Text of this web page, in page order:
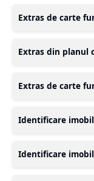
Extras de carte
Extras din planul
Extras de carte
Identificare
Identificare